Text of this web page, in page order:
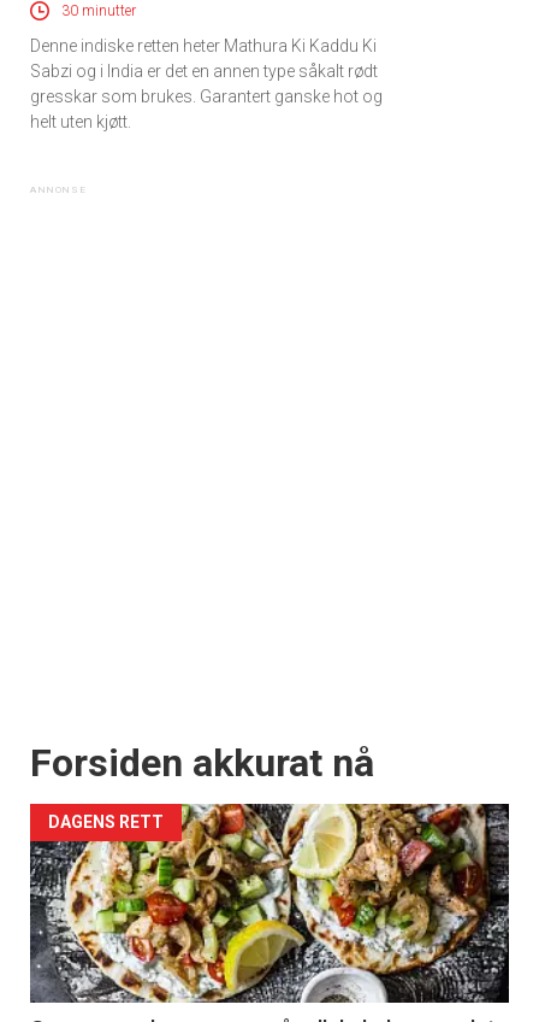
30 minutter
Denne indiske retten heter Mathura Ki Kaddu Ki
Sabzi og i India er det en annen type såkalt rødt
gresskar som brukes. Garantert ganske hot og
helt uten kjøtt.
Forsiden akkurat nå
DAGENS RETT